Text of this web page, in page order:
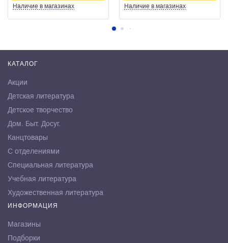
Наличие в магазинах Наличие в магазинах
КАТАЛОГ
Акции
Детская литература
Детское творчество
Дом. Быт. Досуг.
Канцтовары
С отделениями
Специальная литература
Учебная литература
Художественная литература
ИНФОРМАЦИЯ
Магазины
Подборки